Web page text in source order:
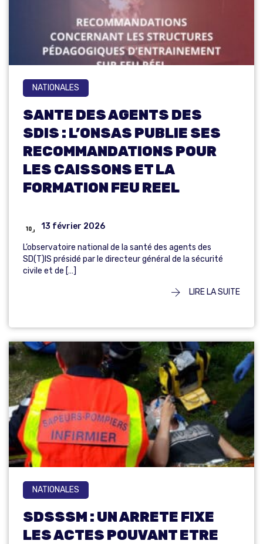
NATIONALES
SANTE DES AGENTS DES
SDIS : L’ONSAS PUBLIE SES
RECOMMANDATIONS POUR
LES CAISSONS ET LA
FORMATION FEU REEL
13 février 2026
L’observatoire national de la santé des agents des
SD(T)IS présidé par le directeur général de la sécurité
civile et de […]
LIRE LA SUITE
NATIONALES
SDSSSM : UN ARRETE FIXE
LES ACTES POUVANT ETRE